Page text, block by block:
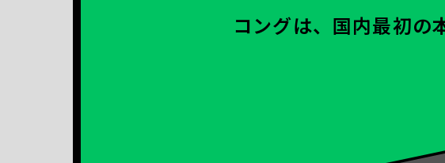
コングは、国内最初の